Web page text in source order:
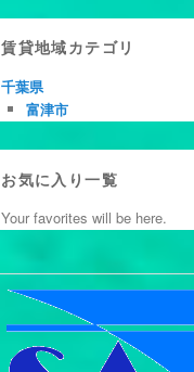
賃貸地域カテゴリ
千葉県
富津市
お気に入り一覧
Your favorites will be here.